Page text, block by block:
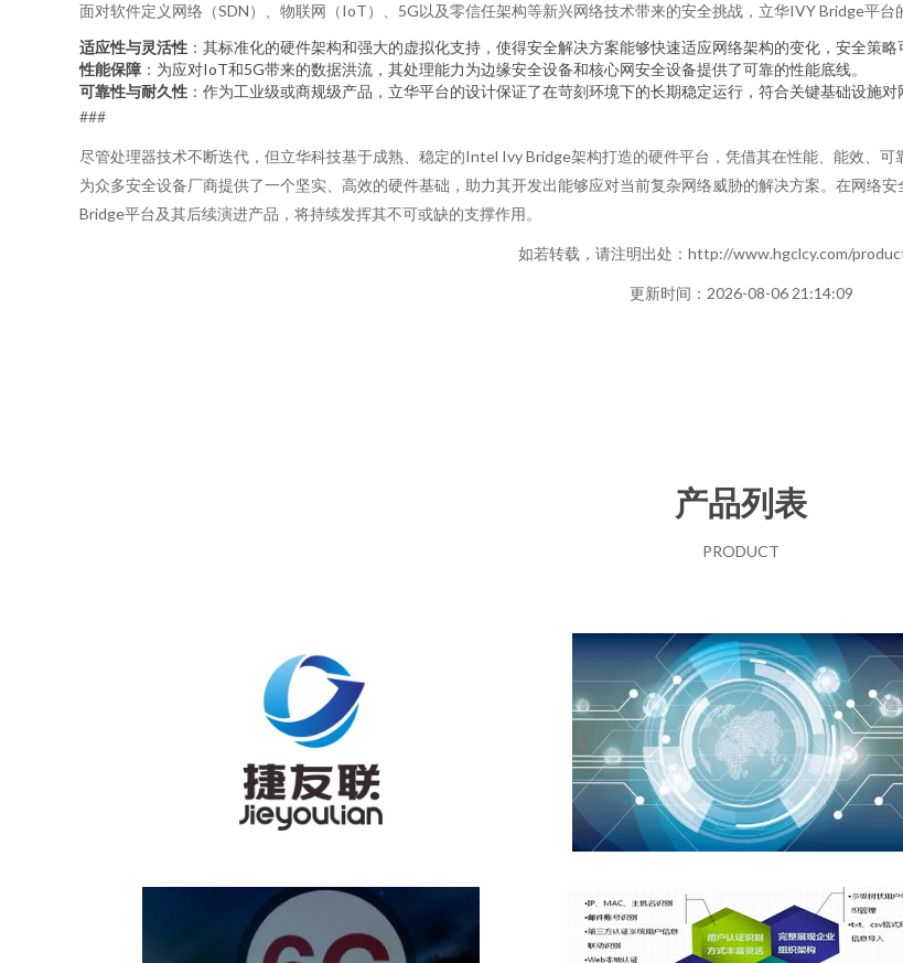
面对软件定义网络（SDN）、物联网（IoT）、5G以及零信任架构等新兴网络技术带来的安全挑战，立华IVY Bridge平台
适应性与灵活性 ：其标准化的硬件架构和强大的虚拟化支持，使得安全解决方案能够快速适应网络架构的变化，安全策略
性能保障 ：为应对IoT和5G带来的数据洪流，其处理能力为边缘安全设备和核心网安全设备提供了可靠的性能底线。
可靠性与耐久性 ：作为工业级或商规级产品，立华平台的设计保证了在苛刻环境下的长期稳定运行，符合关键基础设施对
###
尽管处理器技术不断迭代，但立华科技基于成熟、稳定的Intel Ivy Bridge架构打造的硬件平台，凭借其在性能、能效、
为众多安全设备厂商提供了一个坚实、高效的硬件基础，助力其开发出能够应对当前复杂网络威胁的解决方案。在网络
Bridge平台及其后续演进产品，将持续发挥其不可或缺的支撑作用。
如若转载，请注明出处：http://www.hgclcy.com/
更新时间：2026-08-06 21:14:09
产品列表
PRODUCT